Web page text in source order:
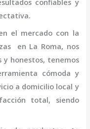
confiables y
el mercado con la
en La Roma, nos
y honestos, tenemos
cómoda y
a domicilio local y
total, siendo